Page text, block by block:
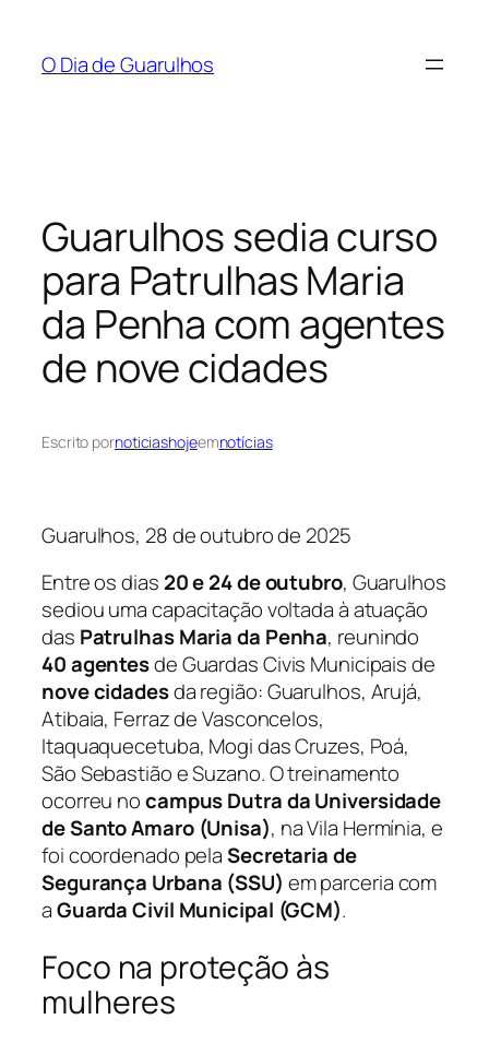
O Dia de Guarulhos
Guarulhos sedia curso
para Patrulhas Maria
da Penha com agentes
de nove cidades
Escrito pornoticiashojeemnotícias
Guarulhos, 28 de outubro de 2025
Entre os dias 20 e 24 de outubro, Guarulhos
sediou uma capacitação voltada à atuação
das Patrulhas Maria da Penha, reunindo
40 agentesde Guardas Civis Municipais de
nove cidadesda região: Guarulhos, Arujá,
Atibaia, Ferraz de Vasconcelos,
Itaquaquecetuba, Mogi das Cruzes, Poá,
São Sebastião e Suzano. O treinamento
ocorreu nocampus Dutra da Universidade
de Santo Amaro (Unisa), na Vila Hermínia, e
foi coordenado pelaSecretaria de
Segurança Urbana (SSU) em parceria com
aGuarda Civil Municipal (GCM).
Foco na proteção às
mulheres